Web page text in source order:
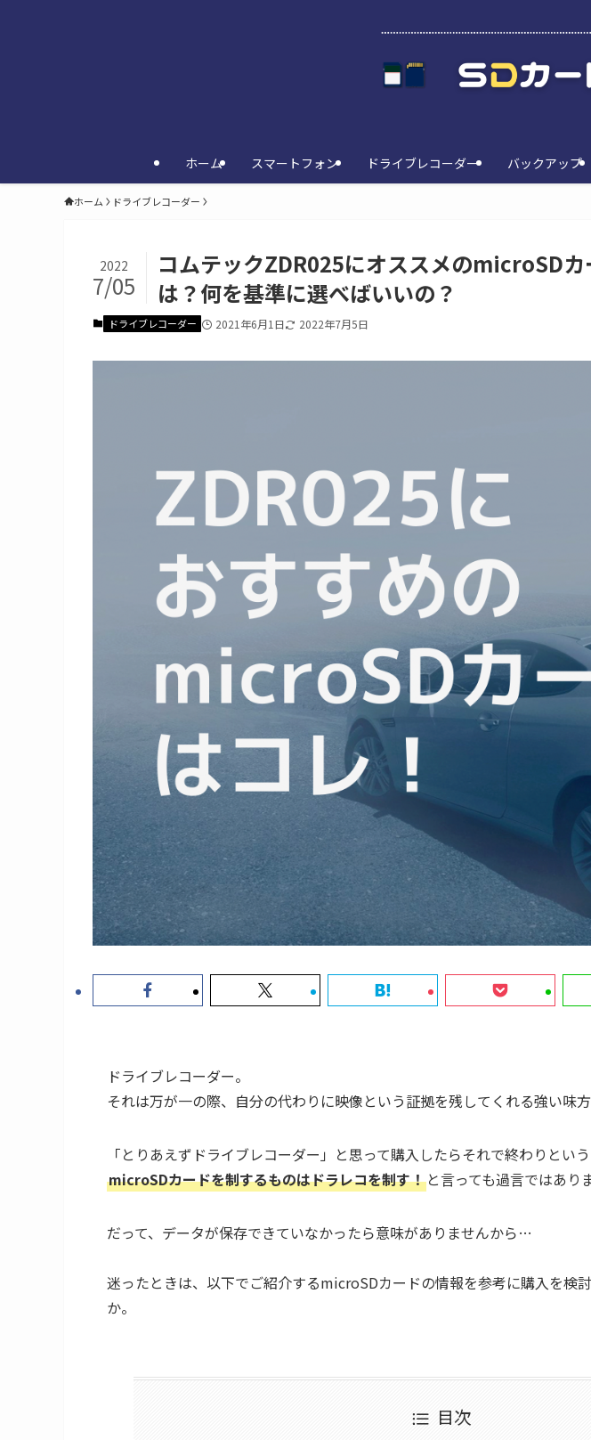
ホーム スマートフォン ドライブレコーダー バックアップ
ホーム ドライブレコーダー
コムテックZDR025にオススメのmicroSD
は？何を基準に選べばいいの？
2022
7/05
ドライブレコーダー 2021年6月1日 2022年7月5日
ドライブレコーダー。
それは万が一の際、自分の代わりに映像という証拠を残してくれる強い味方
「とりあえずドライブレコーダー」と思って購入したらそれで終わりとい
microSDカードを制するものはドラレコを制す！ と言っても過言ではあり
だって、データが保存できていなかったら意味がありませんから…
迷ったときは、以下でご紹介するmicroSDカードの情報を参考に購入を検
か。
目次